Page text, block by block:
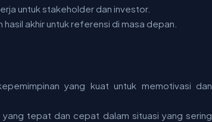
untuk stakeholder dan investor.
akhir untuk referensi di masa depan.
yang kuat untuk memotivasi dan
tepat dan cepat dalam situasi yang sering